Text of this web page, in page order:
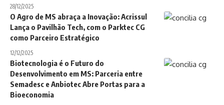
28/12/2025
O Agro de MS abraça a Inovação: Acrissul
Lança o Pavilhão Tech, com o Parktec CG
como Parceiro Estratégico
12/12/2025
Biotecnologia é o Futuro do
Desenvolvimento em MS: Parceria entre
Semadesc e Anbiotec Abre Portas para a
Bioeconomia